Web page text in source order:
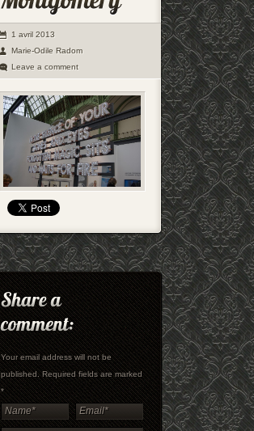
1 avril 2013
Marie-Odile Radom
Leave a comment
Your email address will not be
published. Required fields are marked
*